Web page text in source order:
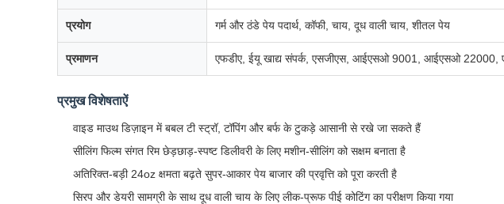
प्रयोग गर्म और ठंडे पेय पदार्थ, कॉफी, चाय, दूध वाली चाय, शीतल पेय
प्रमाणन एफडीए, ईयू खाद्य संपर्क, एसजीएस, आईएसओ 9001, आईएसओ 22000,
प्रमुख विशेषताऐं
वाइड माउथ डिज़ाइन में बबल टी स्ट्रॉ, टॉपिंग और बर्फ के टुकड़े आसानी से रखे जा सकते हैं
सीलिंग फिल्म संगत रिम छेड़छाड़-स्पष्ट डिलीवरी के लिए मशीन-सीलिंग को सक्षम बनाता है
अतिरिक्त-बड़ी 24oz क्षमता बढ़ते सुपर-आकार पेय बाजार की प्रवृत्ति को पूरा करती है
सिरप और डेयरी सामग्री के साथ दूध वाली चाय के लिए लीक-प्रूफ पीई कोटिंग का परीक्षण किया गया